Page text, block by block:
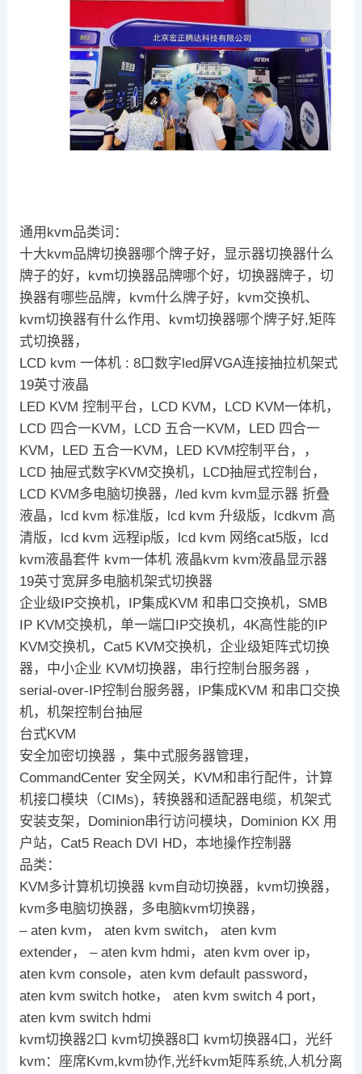
通用kvm品类词：
十大kvm品牌切换器哪个牌子好，显示器切换器什么
牌子的好，kvm切换器品牌哪个好，切换器牌子，切
换器有哪些品牌，kvm什么牌子好，kvm交换机、
kvm切换器有什么作用、kvm切换器哪个牌子好,矩阵
式切换器，
LCD kvm 一体机 : 8口数字led屏VGA连接抽拉机架式
19英寸液晶
LED KVM 控制平台，LCD KVM，LCD KVM一体机，
LCD 四合一KVM，LCD 五合一KVM，LED 四合一
KVM，LED 五合一KVM，LED KVM控制平台，，
LCD 抽屉式数字KVM交换机，LCD抽屉式控制台，
LCD KVM多电脑切换器，/led kvm kvm显示器 折叠
液晶，lcd kvm 标准版，lcd kvm 升级版，lcdkvm 高
清版，lcd kvm 远程ip版，lcd kvm 网络cat5版，lcd
kvm液晶套件 kvm一体机 液晶kvm kvm液晶显示器
19英寸宽屏多电脑机架式切换器
企业级IP交换机，IP集成KVM 和串口交换机，SMB
IP KVM交换机，单一端口IP交换机，4K高性能的IP
KVM交换机，Cat5 KVM交换机，企业级矩阵式切换
器，中小企业 KVM切换器，串行控制台服务器 ，
serial-over-IP控制台服务器，IP集成KVM 和串口交换
机，机架控制台抽屉
台式KVM
安全加密切换器 ，集中式服务器管理，
CommandCenter 安全网关，KVM和串行配件，计算
机接口模块（CIMs)，转换器和适配器电缆，机架式
安装支架，Dominion串行访问模块，Dominion KX 用
户站，Cat5 Reach DVI HD，本地操作控制器
品类：
KVM多计算机切换器 kvm自动切换器，kvm切换器，
kvm多电脑切换器，多电脑kvm切换器，
– aten kvm， aten kvm switch， aten kvm
extender， – aten kvm hdmi，aten kvm over ip，
aten kvm console，aten kvm default password，
aten kvm switch hotke， aten kvm switch 4 port，
aten kvm switch hdmi
kvm切换器2口 kvm切换器8口 kvm切换器4口，光纤
kvm：座席Kvm,kvm协作,光纤kvm矩阵系统,人机分离